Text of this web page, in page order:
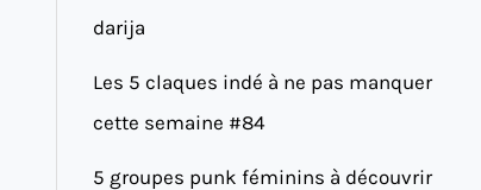
darija
Les 5 claques indé à ne pas manquer
cette semaine #84
5 groupes punk féminins à découvrir